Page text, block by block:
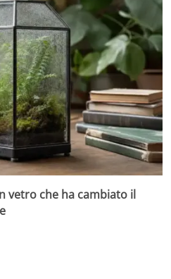
vetro che ha cambiato il